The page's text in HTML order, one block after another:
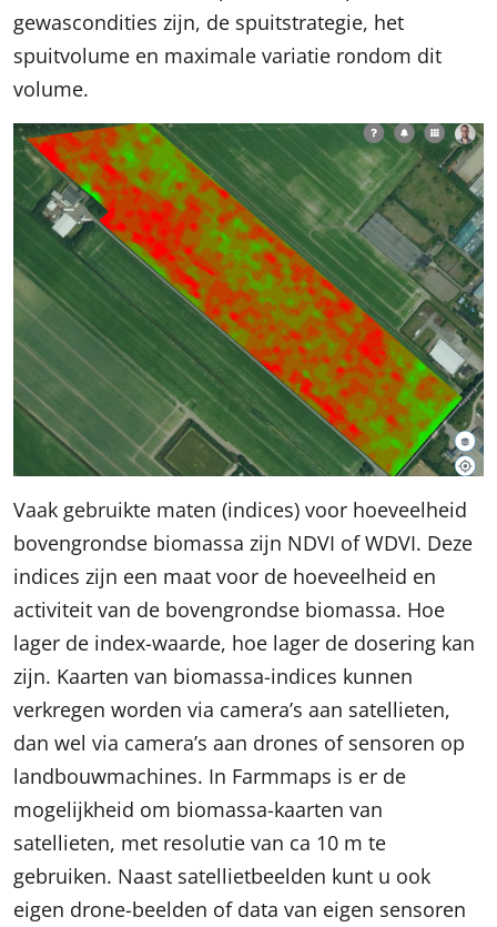
gewascondities zijn, de spuitstrategie, het
spuitvolume en maximale variatie rondom dit
volume.
Vaak gebruikte maten (indices) voor hoeveelheid
bovengrondse biomassa zijn NDVI of WDVI. Deze
indices zijn een maat voor de hoeveelheid en
activiteit van de bovengrondse biomassa. Hoe
lager de index-waarde, hoe lager de dosering kan
zijn. Kaarten van biomassa-indices kunnen
verkregen worden via camera’s aan satellieten,
dan wel via camera’s aan drones of sensoren op
landbouwmachines. In Farmmaps is er de
mogelijkheid om biomassa-kaarten van
satellieten, met resolutie van ca 10 m te
gebruiken. Naast satellietbeelden kunt u ook
eigen drone-beelden of data van eigen sensoren